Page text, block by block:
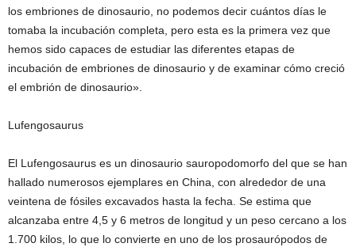
los embriones de dinosaurio, no podemos decir cuántos días le
tomaba la incubación completa, pero esta es la primera vez que
hemos sido capaces de estudiar las diferentes etapas de
incubación de embriones de dinosaurio y de examinar cómo creció
el embrión de dinosaurio».
Lufengosaurus
El Lufengosaurus es un dinosaurio sauropodomorfo del que se han
hallado numerosos ejemplares en China, con alrededor de una
veintena de fósiles excavados hasta la fecha. Se estima que
alcanzaba entre 4,5 y 6 metros de longitud y un peso cercano a los
1.700 kilos, lo que lo convierte en uno de los prosaurópodos de